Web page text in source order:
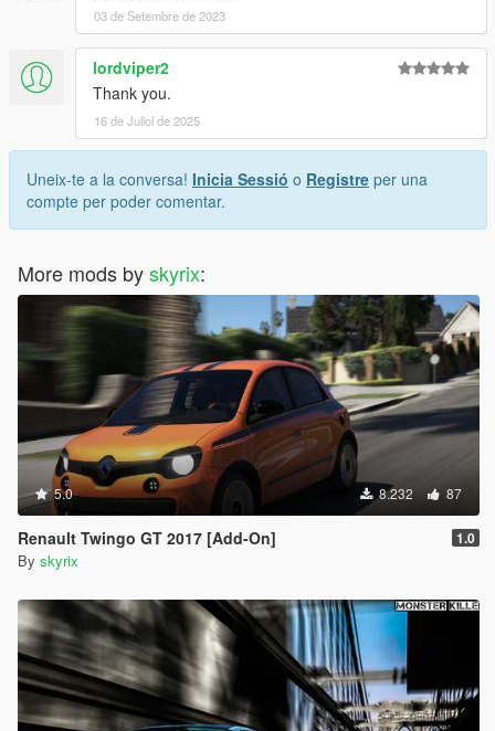
03 de Setembre de 2023
lordviper2
Thank you.
16 de Juliol de 2025
Uneix-te a la conversa! Inicia Sessió o Registre per una
compte per poder comentar.
More mods byskyrix:
5.0 8.232 87
Renault Twingo GT 2017 [Add-On] 1.0
By skyrix